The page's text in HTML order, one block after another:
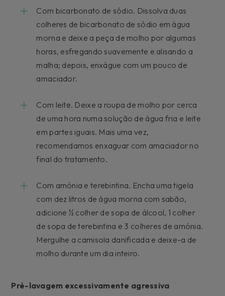
Com bicarbonato de sódio. Dissolva duas
colheres de bicarbonato de sódio em água
morna e deixe a peça de molho por algumas
horas, esfregando suavemente e alisando a
malha; depois, enxágue com um pouco de
amaciador.
Com leite. Deixe a roupa de molho por cerca
de uma hora numa solução de água fria e leite
em partes iguais. Mais uma vez,
recomendamos enxaguar com amaciador no
final do tratamento.
Com amónia e terebintina. Encha uma tigela
com dez litros de água morna com sabão,
adicione ½ colher de sopa de álcool, 1 colher
de sopa de terebintina e 3 colheres de amónia.
Mergulhe a camisola danificada e deixe-a de
molho durante um dia inteiro.
Pré-lavagem excessivamente agressiva